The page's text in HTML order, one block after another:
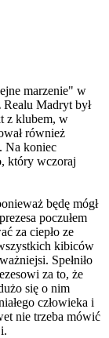
marzenie" w
Madryt był
z klubem, w
również
Na koniec
który wczoraj
będę mógł
poczułem
za ciepło ze
kibiców
Spełniło
za to, że
się o nim
człowieka i
nie trzeba mówić